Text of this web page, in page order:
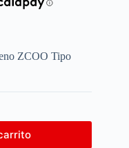
ZCOO Tipo